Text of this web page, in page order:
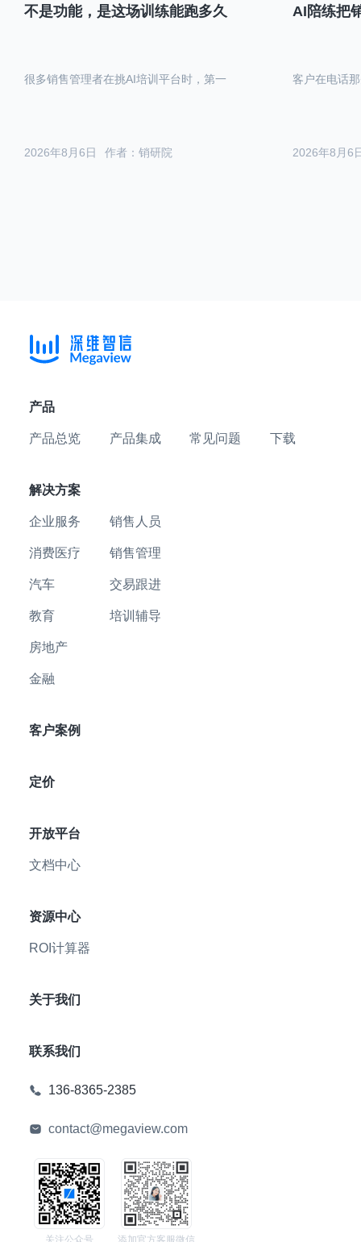
不是功能，是这场训练能跑多久
作者：销研院
2026年8月6日
很多销售管理者在挑AI培训平台时，第一
AI陪练把
2026年8月6
客户在电话
产品
产品总览 产品集成 常见问题 下载
解决方案
企业服务
消费医疗
汽车
教育
房地产
金融
销售人员
销售管理
交易跟进
培训辅导
客户案例
定价
开放平台
文档中心
资源中心
ROI计算器
关于我们
联系我们
136-8365-2385
contact@megaview.com
关注公众号 添加官方客服微信